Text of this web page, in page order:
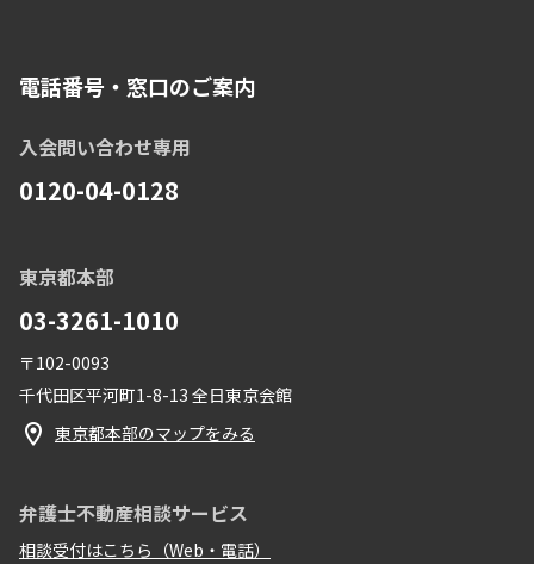
電話番号・窓口のご案内
入会問い合わせ専用
0120-04-0128
東京都本部
03-3261-1010
〒102-0093
千代田区平河町1-8-13 全日東京会館
東京都本部のマップをみる
弁護士不動産相談サービス
相談受付はこちら（Web・電話）